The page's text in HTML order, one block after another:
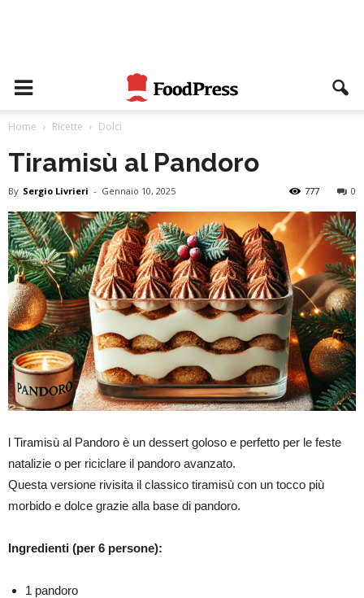
Home Ricette Dolci
Tiramisù al Pandoro
By Sergio Livrieri - Gennaio 10, 2025 0
777
l Tiramisù al Pandoro è un dessert goloso e perfetto per le feste
natalizie o per riciclare il pandoro avanzato.
Questa versione rivisita il classico tiramisù con un tocco più
morbido e dolce grazie alla base di pandoro.
Ingredienti (per 6 persone):
1 pandoro